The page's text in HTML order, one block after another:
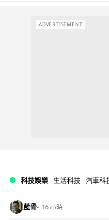
ADVERTISEMENT
科技娛樂 生活科技 汽車科
藍骨 16 小時